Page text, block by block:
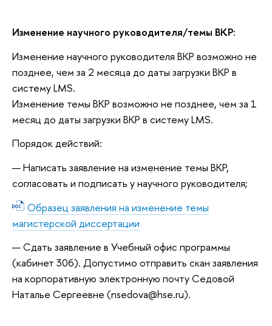
Изменение научного руководителя/темы ВКР:
Изменение научного руководителя ВКР возможно не
позднее, чем за 2 месяца до даты загрузки ВКР в
систему LMS.
Изменение темы ВКР возможно не позднее, чем за 1
месяц до даты загрузки ВКР в систему LMS.
Порядок действий:
Написать заявление на изменение темы ВКР,
согласовать и подписать у научного руководителя;
Образец заявления на изменение темы
магистерской диссертации
Сдать заявление в Учебный офис программы
(кабинет 306). Допустимо отправить скан заявления
на корпоративную электронную почту Седовой
Наталье Сергеевне (nsedova@hse.ru).